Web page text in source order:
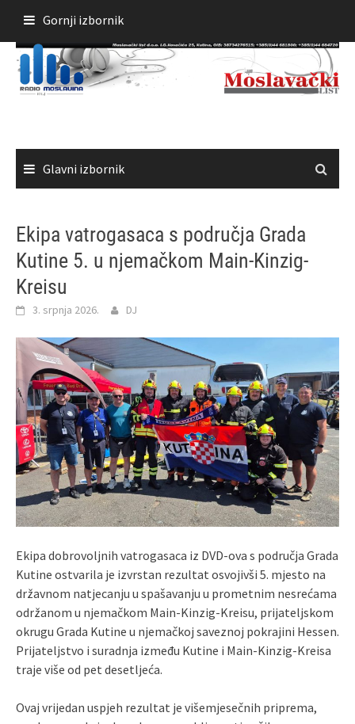
sadržaja
Gornji izbornik
Glavni izbornik
Ekipa vatrogasaca s područja Grada
Kutine 5. u njemačkom Main-Kinzig-
Kreisu
3. srpnja 2026. DJ
Ekipa dobrovoljnih vatrogasaca iz DVD-ova s područja Grada
Kutine ostvarila je izvrstan rezultat osvojivši 5. mjesto na
državnom natjecanju u spašavanju u prometnim nesrećama
održanom u njemačkom Main-Kinzig-Kreisu, prijateljskom
okrugu Grada Kutine u njemačkoj saveznoj pokrajini Hessen.
Prijateljstvo i suradnja između Kutine i Main-Kinzig-Kreisa
traje više od pet desetljeća.
Ovaj vrijedan uspjeh rezultat je višemjesečnih priprema,